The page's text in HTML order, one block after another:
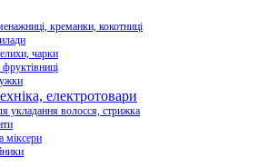
креманки, кокотниці
чарки
фруктівниці
електротовари
укладання волосся, стрижка
міксери